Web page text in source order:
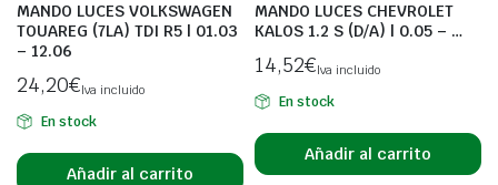
MANDO LUCES VOLKSWAGEN
TOUAREG (7LA) TDI R5 | 01.03
– 12.06
24,20€Iva incluido
En stock
Añadir al carrito
MANDO LUCES CHEVROLET
KALOS 1.2 S (D/A) | 0.05 – …
14,52€Iva incluido
En stock
Añadir al carrito